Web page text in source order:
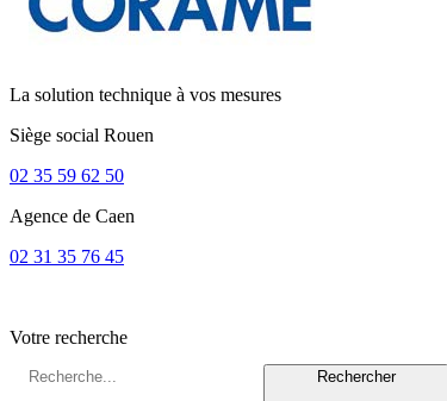
La solution technique à vos mesures
Siège social Rouen
02 35 59 62 50
Agence de Caen
02 31 35 76 45
Votre recherche
Rechercher